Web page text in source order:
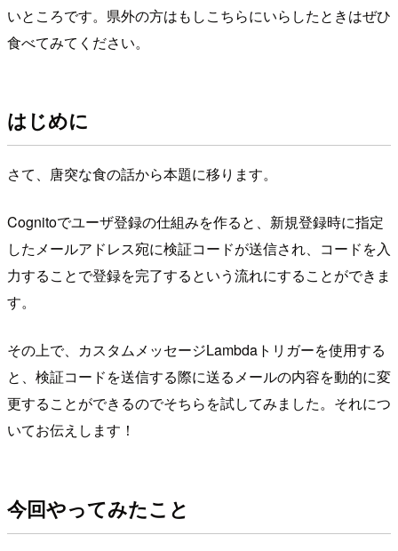
いところです。県外の方はもしこちらにいらしたときはぜひ
食べてみてください。
はじめに
さて、唐突な食の話から本題に移ります。
Cognitoでユーザ登録の仕組みを作ると、新規登録時に指定
したメールアドレス宛に検証コードが送信され、コードを入
力することで登録を完了するという流れにすることができま
す。
その上で、 カスタムメッセージLambda トリガーを使用する
と、検証コードを送信する際に送るメールの内容を動的に変
更することができるのでそちらを試してみました。それにつ
いてお伝えします！
今回やってみたこと